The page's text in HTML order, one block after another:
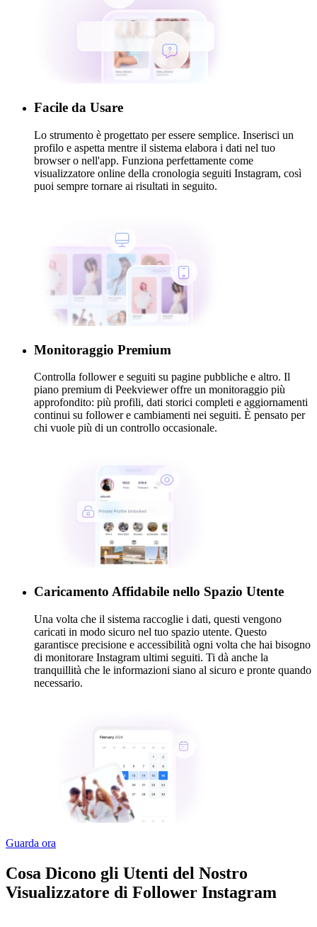
Facile da Usare
Lo strumento è progettato per essere semplice. Inserisci un
profilo e aspetta mentre il sistema elabora i dati nel tuo
browser o nell'app. Funziona perfettamente come
visualizzatore online della cronologia seguiti Instagram, così
puoi sempre tornare ai risultati in seguito.
Monitoraggio Premium
Controlla follower e seguiti su pagine pubbliche e altro. Il
piano premium di Peekviewer offre un monitoraggio più
approfondito: più profili, dati storici completi e aggiornamenti
continui su follower e cambiamenti nei seguiti. È pensato per
chi vuole più di un controllo occasionale.
Caricamento Affidabile nello Spazio Utente
Una volta che il sistema raccoglie i dati, questi vengono
caricati in modo sicuro nel tuo spazio utente. Questo
garantisce precisione e accessibilità ogni volta che hai bisogno
di monitorare Instagram ultimi seguiti. Ti dà anche la
tranquillità che le informazioni siano al sicuro e pronte quando
necessario.
Guarda ora
Cosa Dicono gli Utenti del Nostro
Visualizzatore di Follower Instagram